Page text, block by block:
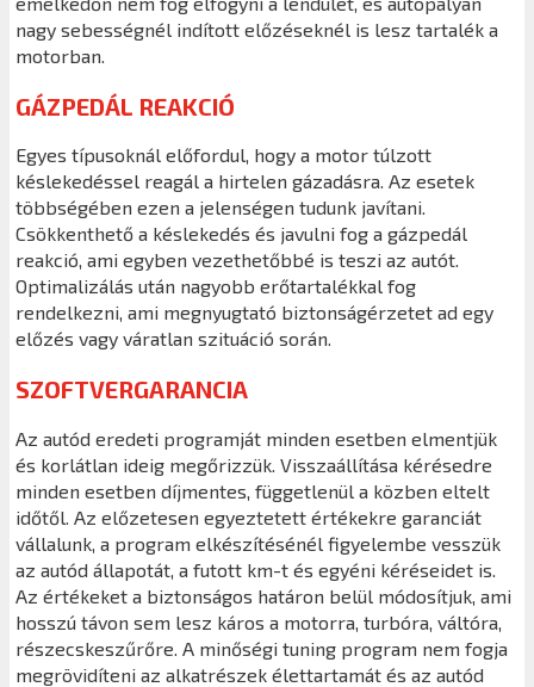
nagy sebességnél indított előzéseknél is lesz tartalék a
motorban.
GÁZPEDÁL REAKCIÓ
Egyes típusoknál előfordul, hogy a motor túlzott
késlekedéssel reagál a hirtelen gázadásra. Az esetek
többségében ezen a jelenségen tudunk javítani.
Csökkenthető a késlekedés és javulni fog a gázpedál
reakció, ami egyben vezethetőbbé is teszi az autót.
Optimalizálás után nagyobb erőtartalékkal fog
rendelkezni, ami megnyugtató biztonságérzetet ad egy
előzés vagy váratlan szituáció során.
SZOFTVERGARANCIA
Az autód eredeti programját minden esetben elmentjük
és korlátlan ideig megőrizzük. Visszaállítása kérésedre
minden esetben díjmentes, függetlenül a közben eltelt
időtől. Az előzetesen egyeztetett értékekre garanciát
vállalunk, a program elkészítésénél figyelembe vesszük
az autód állapotát, a futott km-t és egyéni kéréseidet is.
Az értékeket a biztonságos határon belül módosítjuk, ami
hosszú távon sem lesz káros a motorra, turbóra, váltóra,
részecskeszűrőre. A minőségi tuning program nem fogja
megrövidíteni az alkatrészek élettartamát és az autód